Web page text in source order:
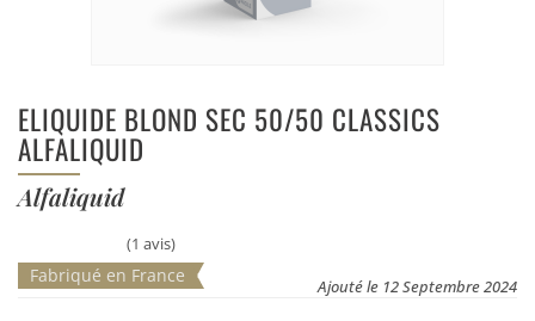
ELIQUIDE BLOND SEC 50/50 CLASSICS
ALFALIQUID
Alfaliquid
(1 avis)
Ajouté le 12 Septembre 2024
Fabriqué en France